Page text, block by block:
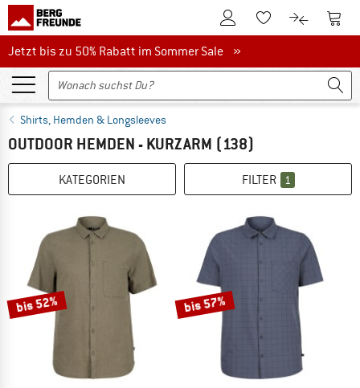
Zum KundenkontoZum Merkzettel.
Zum Zum
Jetzt bis zu 50% Rabatt im Sommer Sale
Jetzt bis zu 50% Rabatt im Sommer Sale »
Shirts, Hemden & Longsleeves
OUTDOOR HEMDEN - KURZARM (138)
KATEGORIEN FILTER 1
bis 52% bis 57%